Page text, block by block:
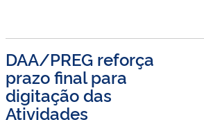
DAA/PREG reforça
prazo final para
digitação das
Atividades